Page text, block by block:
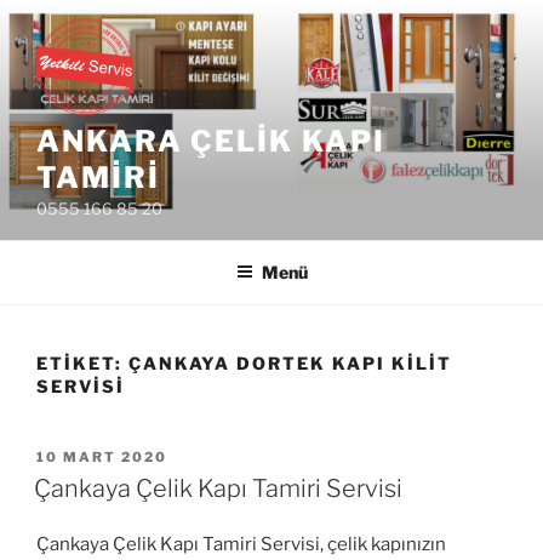
İçeriğe
geç
ANKARA ÇELIK KAPI
TAMIRI
0555 166 85 20
Menü
ETIKET: ÇANKAYA DORTEK KAPI KILIT
SERVISI
YAYIM
TARIHI
10 MART 2020
Çankaya Çelik Kapı Tamiri Servisi
Çankaya Çelik Kapı Tamiri Servisi, çelik kapınızın